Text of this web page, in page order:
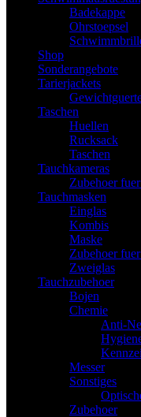
Badekappe
Ohrstoepsel
Shop
Sonderangebote
Tarierjackets
Taschen
Huellen
Rucksack
Taschen
Tauchkameras
Zubehoer
Tauchmasken
Einglas
Kombis
Maske
Zubehoer
Zweiglas
Tauchzubehoer
Bojen
Chemie
Anti-
Messer
Sonstiges
Zubehoer